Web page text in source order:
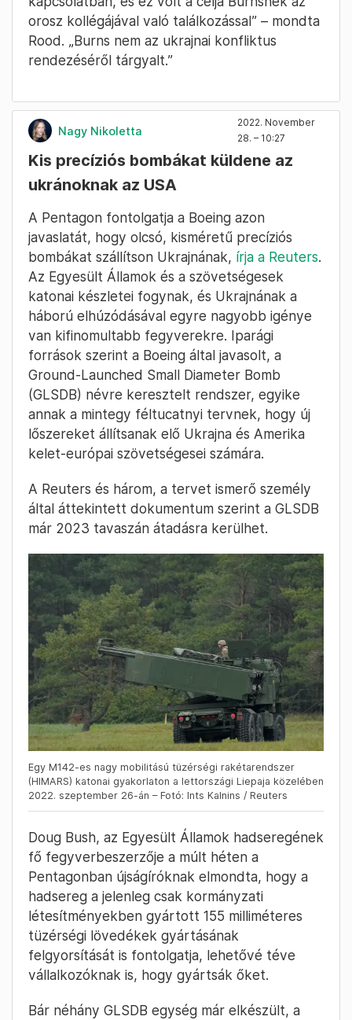
orosz kollégájával való találkozással” – mondta
Rood. „Burns nem az ukrajnai konfliktus
rendezéséről tárgyalt.”
Nagy Nikoletta
2022. November
28. – 10:27
Kis precíziós bombákat küldene az
ukránoknak az USA
A Pentagon fontolgatja a Boeing azon
javaslatát, hogy olcsó, kisméretű precíziós
bombákat szállítson Ukrajnának, írja a Reuters.
Az Egyesült Államok és a szövetségesek
katonai készletei fogynak, és Ukrajnának a
háború elhúzódásával egyre nagyobb igénye
van kifinomultabb fegyverekre. Iparági
források szerint a Boeing által javasolt, a
Ground-Launched Small Diameter Bomb
(GLSDB) névre keresztelt rendszer, egyike
annak a mintegy féltucatnyi tervnek, hogy új
lőszereket állítsanak elő Ukrajna és Amerika
kelet-európai szövetségesei számára.
A Reuters és három, a tervet ismerő személy
által áttekintett dokumentum szerint a GLSDB
már 2023 tavaszán átadásra kerülhet.
Egy M142-es nagy mobilitású tüzérségi rakétarendszer
(HIMARS) katonai gyakorlaton a lettországi Liepaja közelében
2022. szeptember 26-án – Fotó: Ints Kalnins / Reuters
Doug Bush, az Egyesült Államok hadseregének
fő fegyverbeszerzője a múlt héten a
Pentagonban újságíróknak elmondta, hogy a
hadsereg a jelenleg csak kormányzati
létesítményekben gyártott 155 milliméteres
tüzérségi lövedékek gyártásának
felgyorsítását is fontolgatja, lehetővé téve
vállalkozóknak is, hogy gyártsák őket.
Bár néhány GLSDB egység már elkészült, a